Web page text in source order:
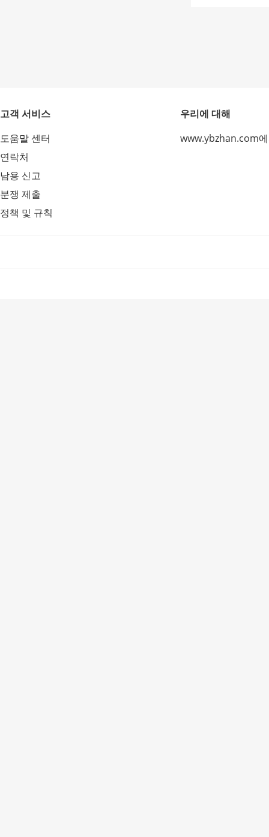
고객 서비스
도움말 센터
연락처
남용 신고
분쟁 제출
정책 및 규칙
우리에 대해
www.ybzhan.com